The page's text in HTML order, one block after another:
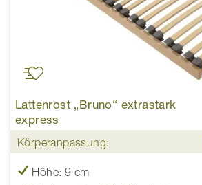
Lattenrost „Bruno“ extrastark
express
Körperanpassung:
Höhe: 9 cm